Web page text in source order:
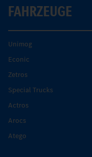
FAHRZEUGE
Unimog
Econic
Zetros
Special Trucks
Actros
Arocs
Atego